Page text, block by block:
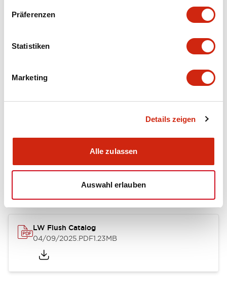
Präferenzen
Statistiken
Marketing
Details zeigen
Alle zulassen
Auswahl erlauben
portion)
Dokumente und Dateien
Kataloge & Broschüren CAD-Dateien
LW Flush Catalog
04/09/2025.PDF1.23MB